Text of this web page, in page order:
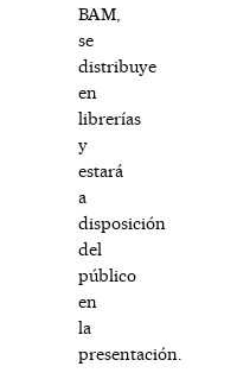
BAM,
se
distribuye
en
librerías
y
estará
a
disposición
del
público
en
la
presentación.